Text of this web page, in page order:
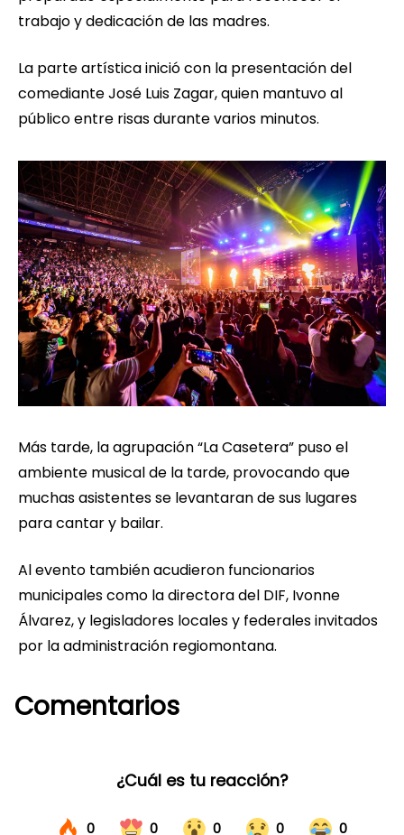
trabajo y dedicación de las madres.
La parte artística inició con la presentación del
comediante José Luis Zagar, quien mantuvo al
público entre risas durante varios minutos.
Más tarde, la agrupación “La Casetera” puso el
ambiente musical de la tarde, provocando que
muchas asistentes se levantaran de sus lugares
para cantar y bailar.
Al evento también acudieron funcionarios
municipales como la directora del DIF, Ivonne
Álvarez, y legisladores locales y federales invitados
por la administración regiomontana.
Comentarios